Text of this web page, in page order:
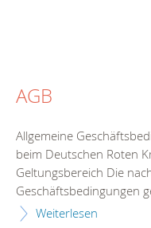
AGB
Allgemeine
beim Deutschen Roten
Geltungsbereich Die
Geschäftsbedingungen
Weiterlesen